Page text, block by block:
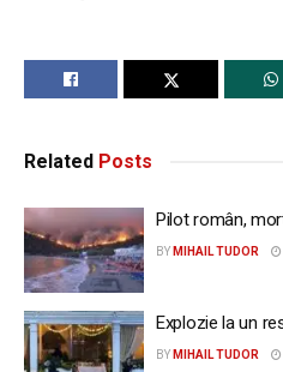
Related Posts
Pilot român,
BY MIHAIL TUDOR
Explozie la un
BY MIHAIL TUDOR